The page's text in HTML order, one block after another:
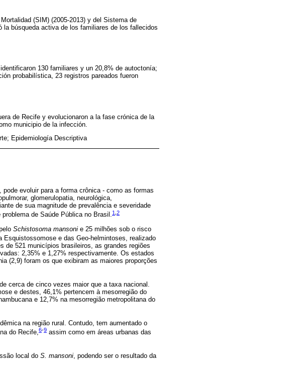
(SIM) (2005-2013) y del Sistema de
la búsqueda activa de los familiares de los fallecidos
130 familiares y un 20,8% de autoctonía;
probabilística, 23 registros pareados fueron
de Recife y evolucionaron a la fase crónica de la
municipio de la infección.
Epidemiología Descriptiva
, pode evoluir para a forma crônica - como as formas
glomerulopatia, neurológica,
de sua magnitude de prevalência e severidade
de Saúde Pública no Brasil.1 ,2
Schistosoma mansoni e 25 milhões sob o risco
Esquistossomose e das Geo-helmintoses, realizado
de 521 municípios brasileiros, as grandes regiões
2,35% e 1,27% respectivamente. Os estados
(2,9) foram os que exibiram as maiores proporções
cerca de cinco vezes maior que a taxa nacional.
e destes, 46,1% pertencem à mesorregião do
e 12,7% na mesorregião metropolitana do
na região rural. Contudo, tem aumentado o
do Recife, 6-9 assim como em áreas urbanas das
local do S. mansoni , podendo ser o resultado da